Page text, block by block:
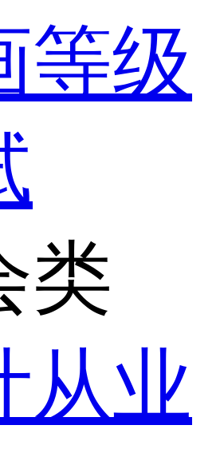
等级
类
从业